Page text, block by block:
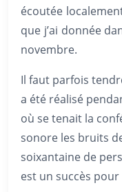
écoutée
que j’ai donnée
novembre.
Il faut parfois
a été réalisé
où se tenait la
sonore les bruits
soixantaine de
est un succès